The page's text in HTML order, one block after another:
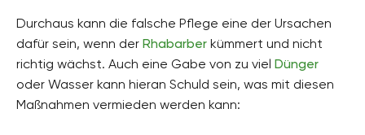
Durchaus kann die falsche Pflege eine der Ursachen
dafür sein, wenn der Rhabarber kümmert und nicht
richtig wächst. Auch eine Gabe von zu viel Dünger
oder Wasser kann hieran Schuld sein, was mit diesen
Maßnahmen vermieden werden kann: